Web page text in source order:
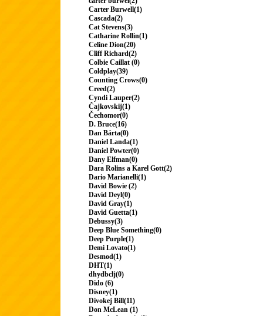
Carter Burwell(1)
Cascada(2)
Cat Stevens(3)
Catharine Rollin(1)
Celine Dion(20)
Cliff Richard(2)
Colbie Caillat (0)
Coldplay(39)
Counting Crows(0)
Creed(2)
Cyndi Lauper(2)
Čajkovskij(1)
Čechomor(0)
D. Bruce(16)
Dan Bárta(0)
Daniel Landa(1)
Daniel Powter(0)
Dany Elfman(0)
Dara Rolins a Karel Gott(2)
Dario Marianelli(1)
David Bowie (2)
David Deyl(0)
David Gray(1)
David Guetta(1)
Debussy(3)
Deep Blue Something(0)
Deep Purple(1)
Demi Lovato(1)
Desmod(1)
DHT(1)
dhydbclj(0)
Dido (6)
Disney(1)
Divokej Bill(11)
Don McLean (1)